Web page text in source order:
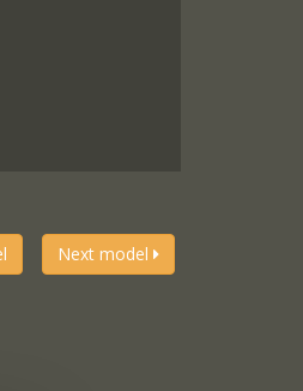
Next model